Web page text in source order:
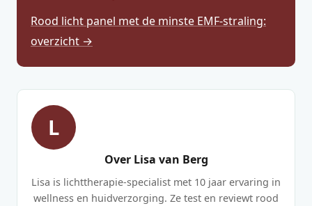
Rood licht panel met de minste EMF-straling:
overzicht →
L
Over Lisa van Berg
Lisa is lichttherapie-specialist met 10 jaar ervaring in
wellness en huidverzorging. Ze test en reviewt rood